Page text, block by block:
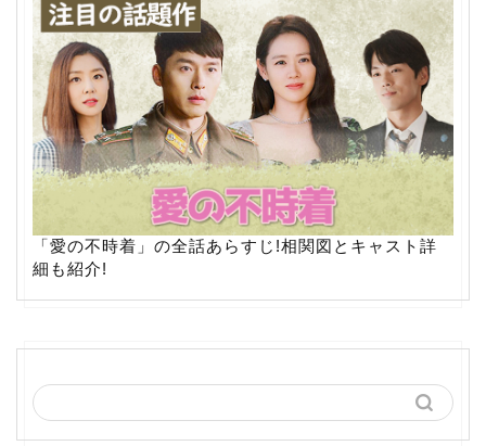
「愛の不時着」の全話あらすじ!相関図とキャスト詳
細も紹介!